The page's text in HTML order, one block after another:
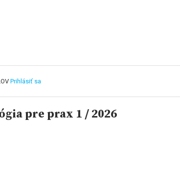
Prihlásiť sa
pre prax 1 / 2026